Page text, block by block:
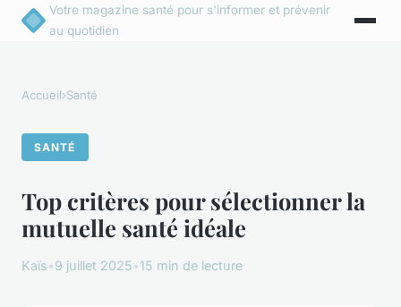
Votre magazine santé pour s'informer et prévenir
au quotidien
Accueil›Santé
SANTÉ
Top critères pour sélectionner la
mutuelle santé idéale
Kaïs•9 juillet 2025•15 min de lecture